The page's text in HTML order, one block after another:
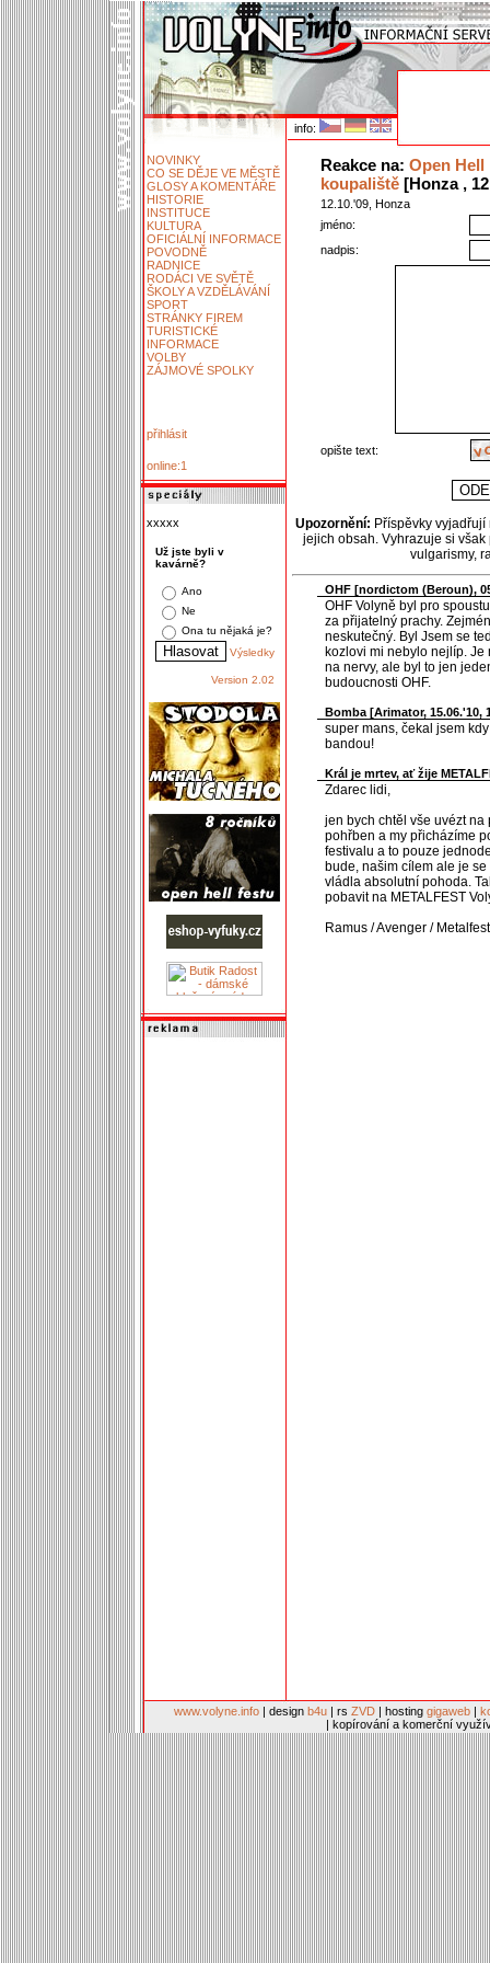
info:
NOVINKY
CO SE DĚJE VE MĚSTĚ
GLOSY A KOMENTÁŘE
HISTORIE
INSTITUCE
KULTURA
OFICIÁLNÍ INFORMACE
POVODNĚ
RADNICE
RODÁCI VE SVĚTĚ
ŠKOLY A VZDĚLÁVÁNÍ
SPORT
STRÁNKY FIREM
TURISTICKÉ
INFORMACE
VOLBY
ZÁJMOVÉ SPOLKY
přihlásit
online:1
xxxxx
Už jste byli v
kavárně?
Ano
Ne
Ona tu nějaká je?
Výsledky
Version 2.02
Reakce na: Open Hell
koupaliště[Honza ,
12.10.'09, Honza
jméno:
nadpis:
opište text:
Upozornění: Příspěvky
jejich obsah. Vyhrazuje si
vulgarismy,
OHF [nordictom (Beroun),
OHF Volyně byl pro
za přijatelný prachy.
neskutečný. Byl Jsem se
kozlovi mi nebylo nejlíp. Je
na nervy, ale byl to jen
budoucnosti OHF.
Bomba [Arimator, 15.06.'10,
super mans, čekal jsem
bandou!
Král je mrtev, ať žije
Zdarec lidi,
jen bych chtěl vše uvézt
pohřben a my přicházíme
festivalu a to pouze
bude, našim cílem ale je se
vládla absolutní pohoda.
pobavit na METALFEST
Ramus / Avenger /
www.volyne.info | design b4u | rs ZVD | hosting gigaweb |
| kopírování a komerční